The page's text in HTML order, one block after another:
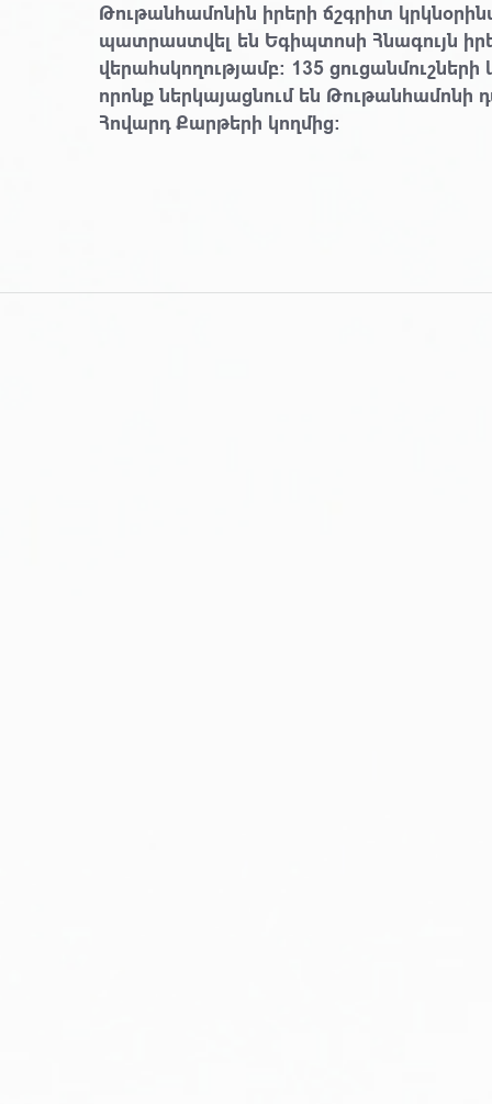
Թութանհամոնին իրերի ճշգրիտ
պատրաստվել են Եգիպտոսի Հնագույն
վերահսկողությամբ։ 135
որոնք ներկայացնում են Թութանհամոնի
Հովարդ Քարթերի կողմից։